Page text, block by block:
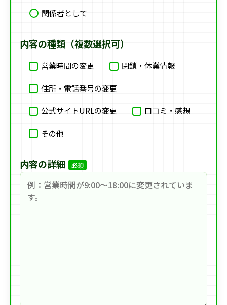
関係者として
内容の種類（複数選択可）
営業時間の変更 閉鎖・休業情報
住所・電話番号の変更
公式サイトURLの変更 口コミ・感想
その他
内容の詳細 必須